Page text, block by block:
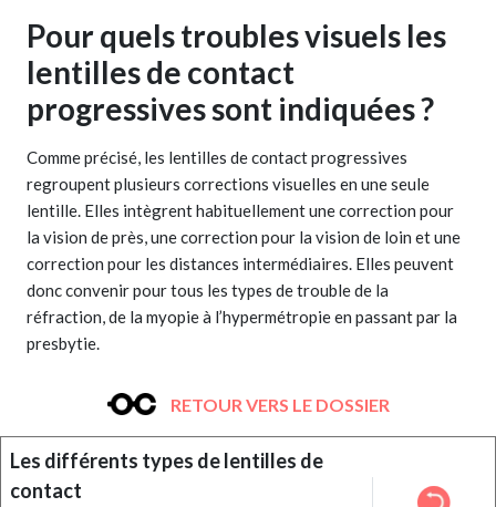
Pour quels troubles visuels les
lentilles de contact
progressives sont indiquées ?
Comme précisé, les lentilles de contact progressives
regroupent plusieurs corrections visuelles en une seule
lentille. Elles intègrent habituellement une correction pour
la vision de près, une correction pour la vision de loin et une
correction pour les distances intermédiaires. Elles peuvent
donc convenir pour tous les types de trouble de la
réfraction, de la myopie à l’hypermétropie en passant par la
presbytie.
RETOUR VERS LE DOSSIER
Les différents types de lentilles de
contact